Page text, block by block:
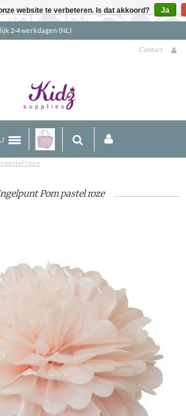
Gratis verzending boven €90 (NL)
Contact
pastel roze
Pom pastel roze
website te verbeteren. Is dat akkoord? Ja